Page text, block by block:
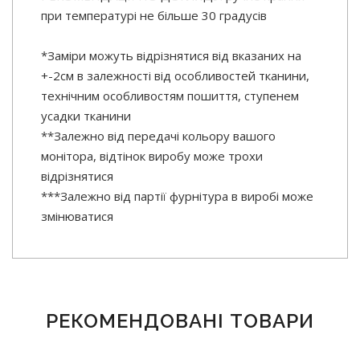
при температурі не більше 30 градусів
*Заміри можуть відрізнятися від вказаних на
+-2см в залежності від особливостей тканини,
технічним особливостям пошиття, ступенем
усадки тканини
**Залежно від передачі кольору вашого
монітора, відтінок виробу може трохи
відрізнятися
***Залежно від партії фурнітура в виробі може
змінюватися
РЕКОМЕНДОВАНІ ТОВАРИ